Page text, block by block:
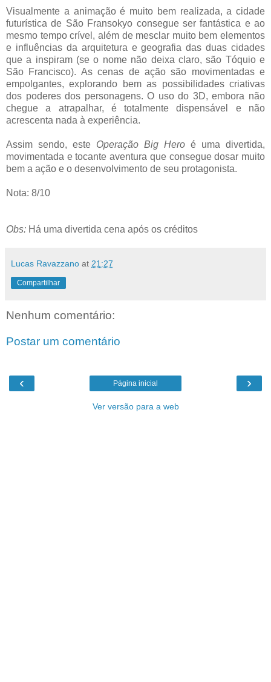
Visualmente a animação é muito bem realizada, a cidade
futurística de São Fransokyo consegue ser fantástica e ao
mesmo tempo crível, além de mesclar muito bem elementos
e influências da arquitetura e geografia das duas cidades
que a inspiram (se o nome não deixa claro, são Tóquio e
São Francisco). As cenas de ação são movimentadas e
empolgantes, explorando bem as possibilidades criativas
dos poderes dos personagens. O uso do 3D, embora não
chegue a atrapalhar, é totalmente dispensável e não
acrescenta nada à experiência.
Assim sendo, este Operação Big Hero é uma divertida,
movimentada e tocante aventura que consegue dosar muito
bem a ação e o desenvolvimento de seu protagonista.
Nota: 8/10
Obs: Há uma divertida cena após os créditos
Lucas Ravazzano at 21:27
Compartilhar
Nenhum comentário:
Postar um comentário
‹ ›
Página inicial
Ver versão para a web